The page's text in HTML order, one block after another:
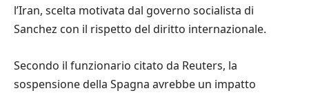
l’Iran, scelta motivata dal governo socialista di
Sanchez con il rispetto del diritto internazionale.
Secondo il funzionario citato da Reuters, la
sospensione della Spagna avrebbe un impatto